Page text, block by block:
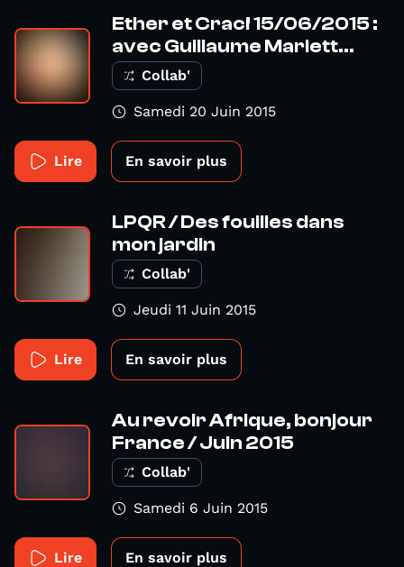
Ether et Crac! 15/06/2015 :
avec Guillaume Mariett...
Collab'
Samedi 20 Juin 2015
Lire En savoir plus
LPQR / Des fouilles dans
mon jardin
Collab'
Jeudi 11 Juin 2015
Lire En savoir plus
Au revoir Afrique, bonjour
France / Juin 2015
Collab'
Samedi 6 Juin 2015
Lire En savoir plus